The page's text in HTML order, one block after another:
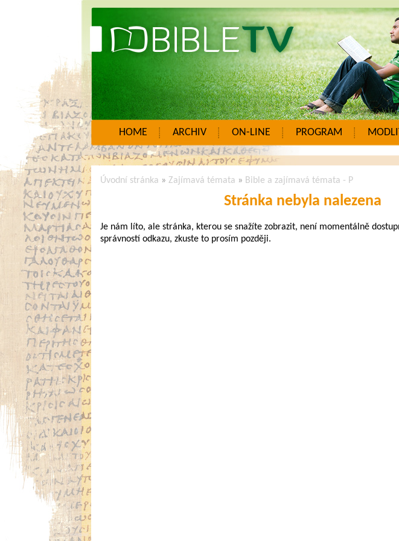
HOME ARCHIV ON-LINE PROGRAM
Úvodní stránka » Zajímavá témata » Bible a zajímavá témata - P
Stránka nebyla nalezena
Je nám líto, ale stránka, kterou se snažíte zobrazit, není momentálně
správností odkazu, zkuste to prosím později.